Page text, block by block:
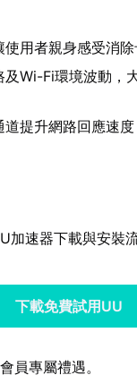
用者親身感受消
Wi-Fi環境波動，
提升網路回應速
速器下載與安裝流
下載免費試用UU
員專屬禮遇。